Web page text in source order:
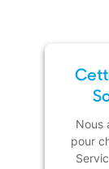
Nous
pour